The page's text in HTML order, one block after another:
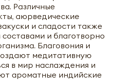
Различные
аюрведические
и сладости также
и благотворно
Благовония и
медитативную
в мир наслаждения и
ароматные индийские